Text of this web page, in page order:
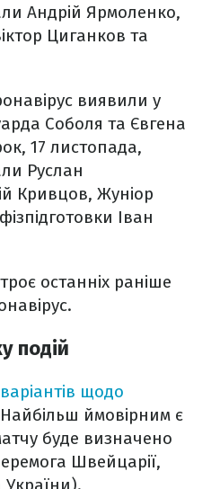
Андрій Ярмоленко,
Циганков та
виявили у
Соболя та Євгена
17 листопада,
Руслан
Кривцов, Жуніор
Іван
останніх раніше
подій
щодо
ймовірним є
буде визначено
Швейцарії,